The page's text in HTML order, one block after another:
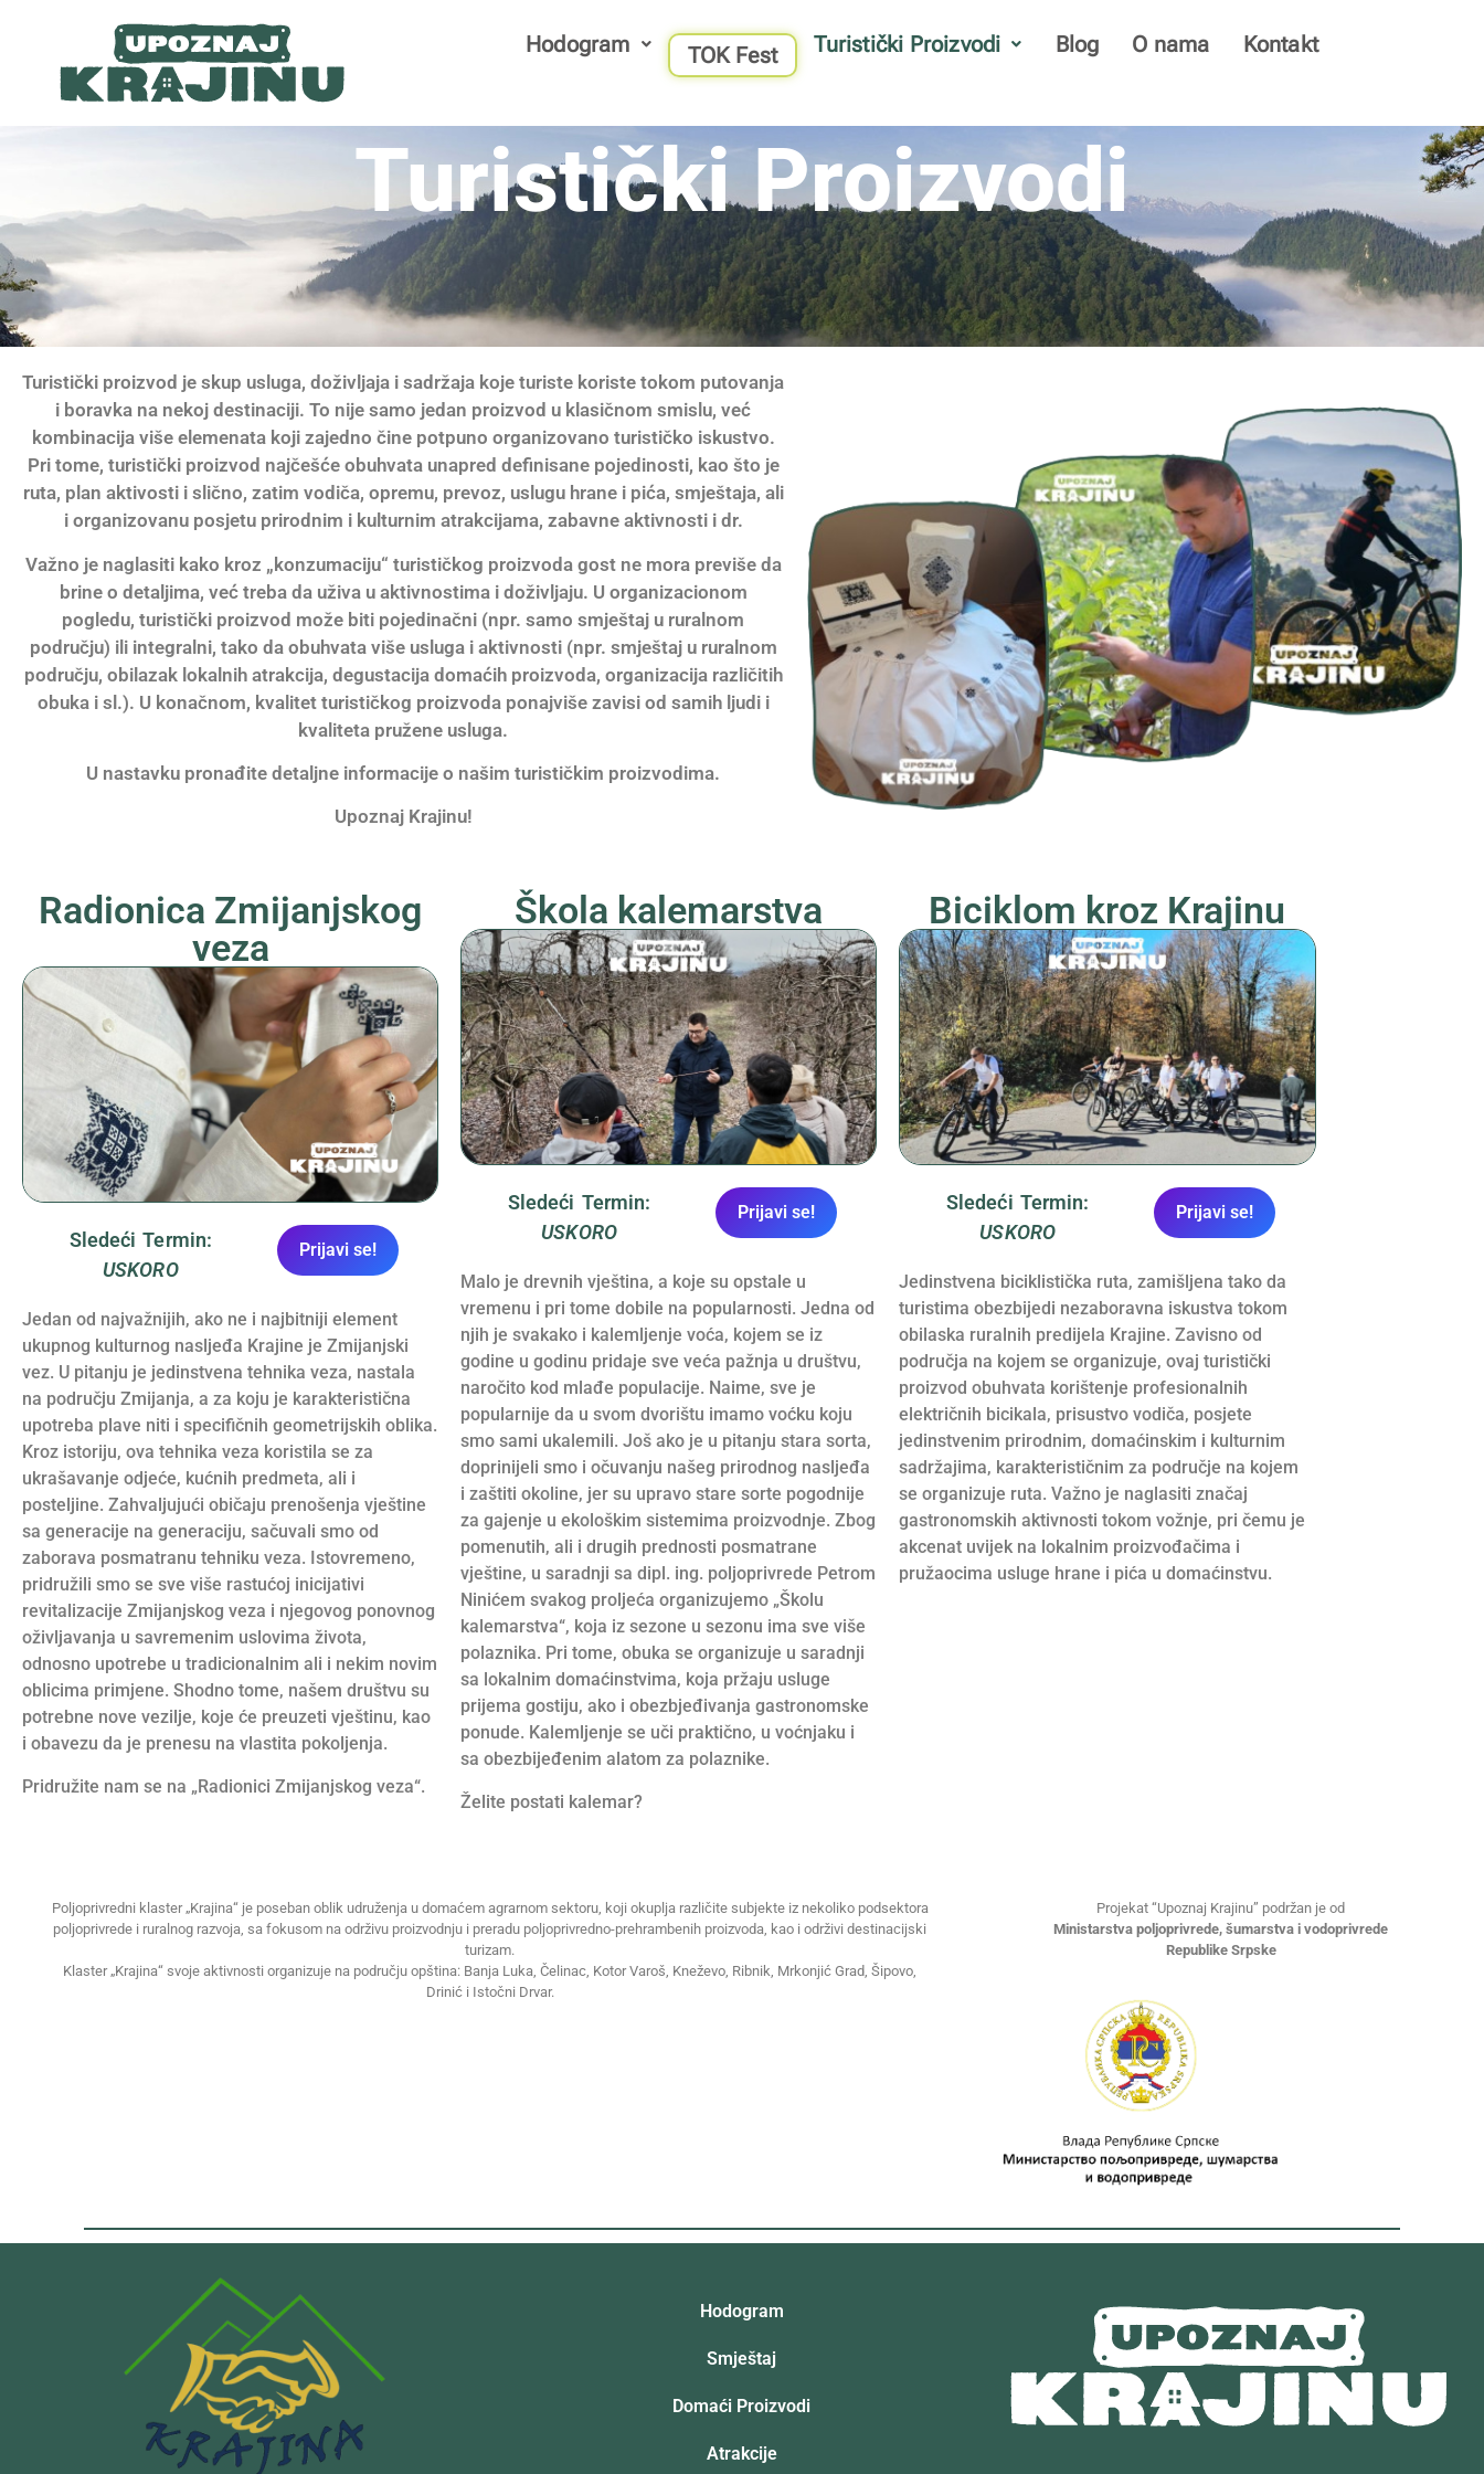
Hodogram TOK Fest Turistički Proizvodi Blog O nama Kontakt
Turistički Proizvodi
Turistički proizvod je skup usluga, doživljaja i sadržaja koje turiste koriste tokom putovanja
i boravka na nekoj destinaciji. To nije samo jedan proizvod u klasičnom smislu, već
kombinacija više elemenata koji zajedno čine potpuno organizovano turističko iskustvo.
Pri tome, turistički proizvod najčešće obuhvata unapred definisane pojedinosti, kao što je
ruta, plan aktivosti i slično, zatim vodiča, opremu, prevoz, uslugu hrane i pića, smještaja, ali
i organizovanu posjetu prirodnim i kulturnim atrakcijama, zabavne aktivnosti i dr.
Važno je naglasiti kako kroz „konzumaciju“ turističkog proizvoda gost ne mora previše da
brine o detaljima, već treba da uživa u aktivnostima i doživljaju. U organizacionom
pogledu, turistički proizvod može biti pojedinačni (npr. samo smještaj u ruralnom
području) ili integralni, tako da obuhvata više usluga i aktivnosti (npr. smještaj u ruralnom
području, obilazak lokalnih atrakcija, degustacija domaćih proizvoda, organizacija različitih
obuka i sl.). U konačnom, kvalitet turističkog proizvoda ponajviše zavisi od samih ljudi i
kvaliteta pružene usluga.
U nastavku pronađite detaljne informacije o našim turističkim proizvodima.
Upoznaj Krajinu!
Radionica Zmijanjskog
veza
Sledeći Termin:
USKORO
Prijavi se!
Jedan od najvažnijih, ako ne i najbitniji element
ukupnog kulturnog nasljeđa Krajine je Zmijanjski
vez. U pitanju je jedinstvena tehnika veza, nastala
na području Zmijanja, a za koju je karakteristična
upotreba plave niti i specifičnih geometrijskih oblika.
Kroz istoriju, ova tehnika veza koristila se za
ukrašavanje odjeće, kućnih predmeta, ali i
posteljine. Zahvaljujući običaju prenošenja vještine
sa generacije na generaciju, sačuvali smo od
zaborava posmatranu tehniku veza. Istovremeno,
pridružili smo se sve više rastućoj inicijativi
revitalizacije Zmijanjskog veza i njegovog ponovnog
oživljavanja u savremenim uslovima života,
odnosno upotrebe u tradicionalnim ali i nekim novim
oblicima primjene. Shodno tome, našem društvu su
potrebne nove vezilje, koje će preuzeti vještinu, kao
i obavezu da je prenesu na vlastita pokoljenja.
Pridružite nam se na „Radionici Zmijanjskog veza“.
Škola kalemarstva
Sledeći Termin:
USKORO
Prijavi se!
Malo je drevnih vještina, a koje su opstale u
vremenu i pri tome dobile na popularnosti. Jedna od
njih je svakako i kalemljenje voća, kojem se iz
godine u godinu pridaje sve veća pažnja u društvu,
naročito kod mlađe populacije. Naime, sve je
popularnije da u svom dvorištu imamo voćku koju
smo sami ukalemili. Još ako je u pitanju stara sorta,
doprinijeli smo i očuvanju našeg prirodnog nasljeđa
i zaštiti okoline, jer su upravo stare sorte pogodnije
za gajenje u ekološkim sistemima proizvodnje. Zbog
pomenutih, ali i drugih prednosti posmatrane
vještine, u saradnji sa dipl. ing. poljoprivrede Petrom
Ninićem svakog proljeća organizujemo „Školu
kalemarstva“, koja iz sezone u sezonu ima sve više
polaznika. Pri tome, obuka se organizuje u saradnji
sa lokalnim domaćinstvima, koja pržaju usluge
prijema gostiju, ako i obezbjeđivanja gastronomske
ponude. Kalemljenje se uči praktično, u voćnjaku i
sa obezbijeđenim alatom za polaznike.
Želite postati kalemar?
Biciklom kroz Krajinu
Sledeći Termin:
USKORO
Prijavi se!
Jedinstvena biciklistička ruta, zamišljena tako da
turistima obezbijedi nezaboravna iskustva tokom
obilaska ruralnih predijela Krajine. Zavisno od
područja na kojem se organizuje, ovaj turistički
proizvod obuhvata korištenje profesionalnih
električnih bicikala, prisustvo vodiča, posjete
jedinstvenim prirodnim, domaćinskim i kulturnim
sadržajima, karakterističnim za područje na kojem
se organizuje ruta. Važno je naglasiti značaj
gastronomskih aktivnosti tokom vožnje, pri čemu je
akcenat uvijek na lokalnim proizvođačima i
pružaocima usluge hrane i pića u domaćinstvu.
Poljoprivredni klaster „Krajina“ je poseban oblik udruženja u domaćem agrarnom sektoru, koji okuplja različite subjekte iz nekoliko podsektora
poljoprivrede i ruralnog razvoja, sa fokusom na održivu proizvodnju i preradu poljoprivredno-prehrambenih proizvoda, kao i održivi destinacijski
turizam.
Klaster „Krajina“ svoje aktivnosti organizuje na području opština: Banja Luka, Čelinac, Kotor Varoš, Kneževo, Ribnik, Mrkonjić Grad, Šipovo,
Drinić i Istočni Drvar.
Projekat “Upoznaj Krajinu” podržan je od
Ministarstva poljoprivrede, šumarstva i vodoprivrede
Republike Srpske
Hodogram
Smještaj
Domaći Proizvodi
Atrakcije